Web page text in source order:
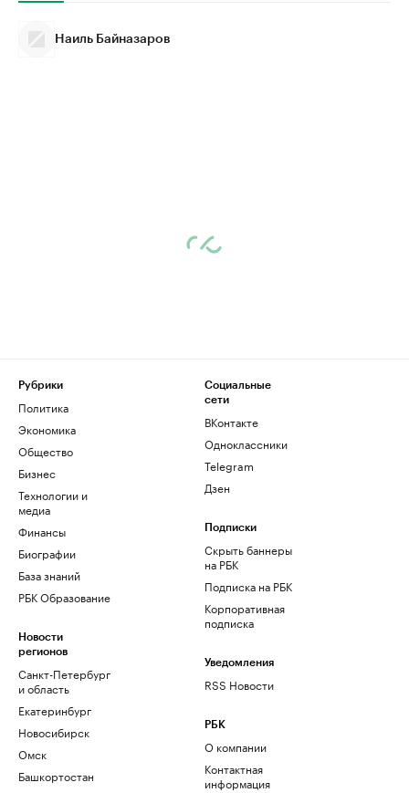
Наиль Байназаров
Рубрики
Политика
Экономика
Общество
Бизнес
Технологии и
медиа
Финансы
Биографии
База знаний
РБК Образование
Новости
регионов
Санкт-Петербург
и область
Екатеринбург
Новосибирск
Омск
Башкортостан
Социальные
сети
ВКонтакте
Одноклассники
Telegram
Дзен
Подписки
Скрыть баннеры
на РБК
Подписка на РБК
Корпоративная
подписка
Уведомления
RSS Новости
РБК
О компании
Контактная
информация